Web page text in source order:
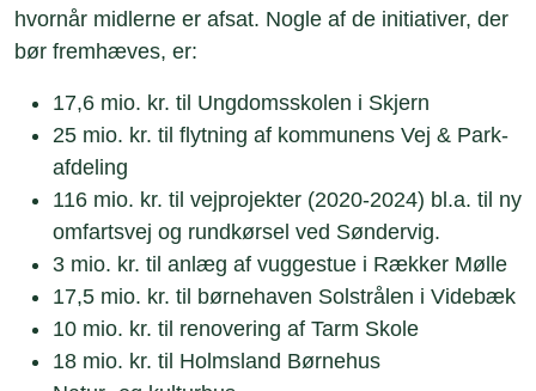
hvornår midlerne er afsat. Nogle af de initiativer, der
bør fremhæves, er:
17,6 mio. kr. til Ungdomsskolen i Skjern
25 mio. kr. til flytning af kommunens Vej & Park-
afdeling
116 mio. kr. til vejprojekter (2020-2024) bl.a. til ny
omfartsvej og rundkørsel ved Søndervig.
3 mio. kr. til anlæg af vuggestue i Rækker Mølle
17,5 mio. kr. til børnehaven Solstrålen i Videbæk
10 mio. kr. til renovering af Tarm Skole
18 mio. kr. til Holmsland Børnehus